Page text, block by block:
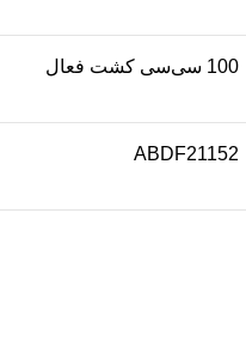
100 سی‌سی کشت فعال
ABDF21152